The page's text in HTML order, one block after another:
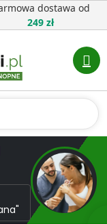
dostawa od
249 zł